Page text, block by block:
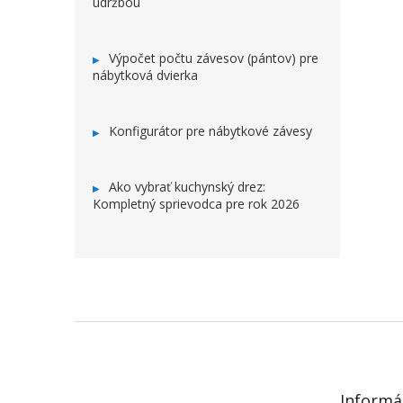
Výpočet počtu závesov (pántov) pre
nábytková dvierka
Konfigurátor pre nábytkové závesy
Ako vybrať kuchynský drez:
Kompletný sprievodca pre rok 2026